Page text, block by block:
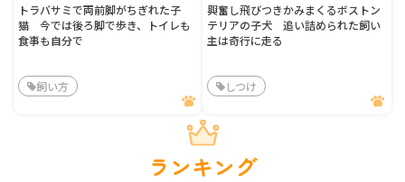
トラバサミで両前脚がちぎれた子
猫 今では後ろ脚で歩き、トイレも
食事も自分で
飼い方
興奮し飛びつきかみまくるボストン
テリアの子犬 追い詰められた飼い
主は奇行に走る
しつけ
ランキング